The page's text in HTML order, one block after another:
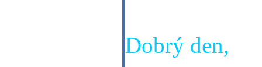
Dobrý den,